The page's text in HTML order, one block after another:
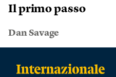
Il primo passo
Dan Savage